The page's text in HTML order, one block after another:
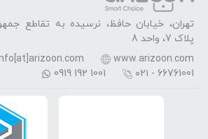
تهران، خیابان حافظ، نرسیده به تقاطع
پلاک 7، واحد 8
www.arizoon.com
۰۲۱ - 66761001
0919 192 1001